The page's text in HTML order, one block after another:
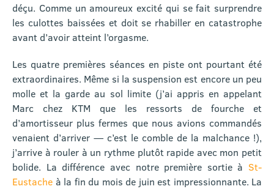
déçu. Comme un amoureux excité qui se fait surprendre
les culottes baissées et doit se rhabiller en catastrophe
avant d’avoir atteint l’orgasme.
Les quatre premières séances en piste ont pourtant été
extraordinaires. Même si la suspension est encore un peu
molle et la garde au sol limite (j’ai appris en appelant
Marc chez KTM que les ressorts de fourche et
d’amortisseur plus fermes que nous avions commandés
venaient d’arriver — c’est le comble de la malchance !),
j’arrive à rouler à un rythme plutôt rapide avec mon petit
bolide. La différence avec notre première sortie à St-
Eustache à la fin du mois de juin est impressionnante. La